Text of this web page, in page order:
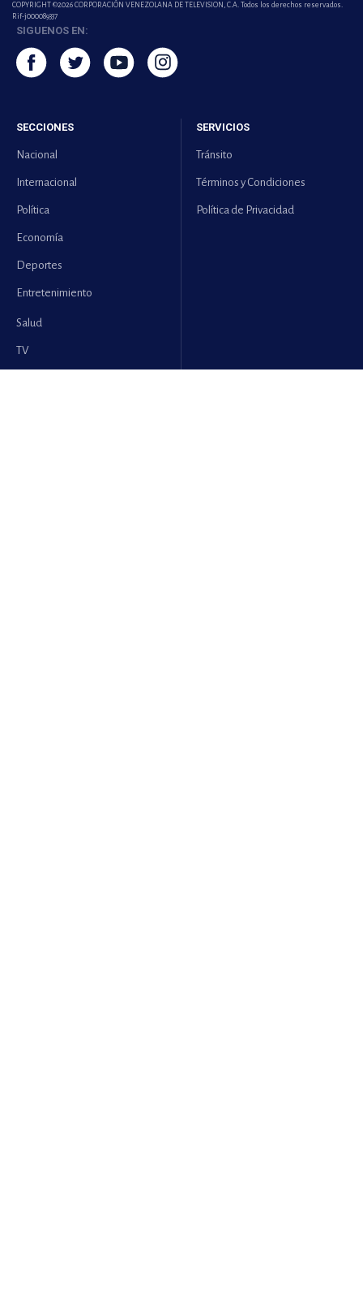
COPYRIGHT ©2026 CORPORACIÓN VENEZOLANA DE TELEVISION, C.A. Todos los derechos reservados.
Rif-j000089337
SIGUENOS EN:
SECCIONES
Nacional
Internacional
Política
Economía
Deportes
Entretenimiento
Salud
TV
SERVICIOS
Tránsito
Términos y Condiciones
Política de Privacidad